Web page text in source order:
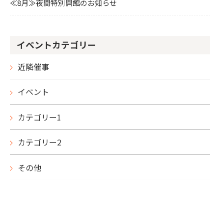
≪8月≫夜間特別開館のお知らせ
イベントカテゴリー
近隣催事
イベント
カテゴリー1
カテゴリー2
その他